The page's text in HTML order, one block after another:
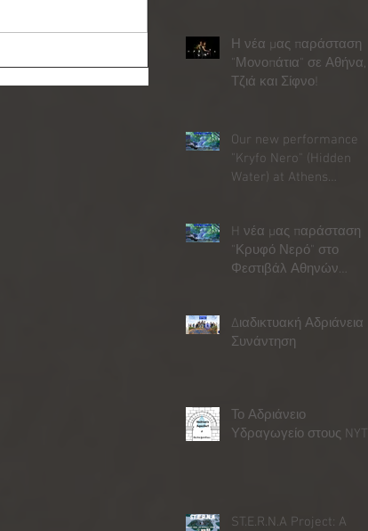
Η νέα μας παράσταση
"Μονοπάτια" σε Αθήνα,
Τζιά και Σίφνο!
Our new performance
"Kryfo Nero" (Hidden
Water) at Athens
H νέα μας παράσταση
"Κρυφό Νερό" στο
Φεστιβάλ Αθηνών
Διαδικτυακή Αδριάνεια
Συνάντηση
Το Αδριάνειο
Υδραγωγείο στους NYT
ST.E.R.N.A Project: A